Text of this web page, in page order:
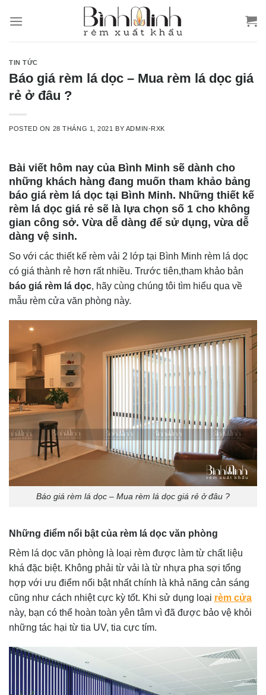
TIN TỨC
Báo giá rèm lá dọc – Mua rèm lá dọc giá
rẻ ở đâu ?
POSTED ON 28 THÁNG 1, 2021 BY ADMIN-RXK
Bài viết hôm nay của Bình Minh sẽ dành cho
những khách hàng đang muốn tham khảo bảng
báo giá rèm lá dọc tại Bình Minh. Những thiết kế
rèm lá dọc giá rẻ sẽ là lựa chọn số 1 cho không
gian công sở. Vừa dễ dàng để sử dụng, vừa dễ
dàng vệ sinh.
So với các thiết kế rèm vải 2 lớp tại Bình Minh rèm lá dọc
có giá thành rẻ hơn rất nhiều. Trước tiên,tham khảo bản
báo giá rèm lá dọc, hãy cùng chúng tôi tìm hiểu qua về
mẫu rèm cửa văn phòng này.
Báo giá rèm lá dọc – Mua rèm lá dọc giá rẻ ở đâu ?
Những điểm nổi bật của rèm lá dọc văn phòng
Rèm lá dọc văn phòng là loại rèm được làm từ chất liệu
khá đặc biệt. Không phải từ vải là từ nhựa pha sợi tổng
hợp với ưu điểm nổi bật nhất chính là khả năng cản sáng
cũng như cách nhiệt cực kỳ tốt. Khi sử dụng loại rèm cửa
này, bạn có thể hoàn toàn yên tâm vì đã được bảo vệ khỏi
những tác hại từ tia UV, tia cực tím.